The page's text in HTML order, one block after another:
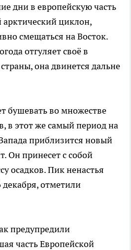
дни в европейскую часть
циклон,
смещаться на Восток.
отгуляет своё в
она двинется дальне
бушевать во множестве
в этот же самый период на
приблизится новый
Он принесет с собой
осадков. Пик ненастья
декабря, отметили
предупредили
часть Европейской